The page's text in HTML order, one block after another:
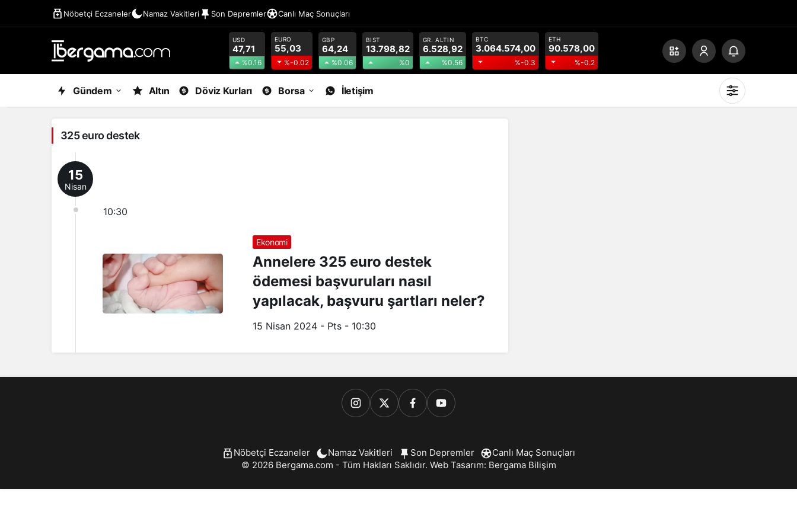
Nöbetçi Eczaneler Namaz Vakitleri Son Depremler Canlı Maç Sonuçları
325
euro
destek
Haberleri
USD
47,71
%0.16
EURO
55,03
%-0.02
GBP
64,24
%0.06
BIST
13.798,82
%0
GR. ALTIN
6.528,92
%0.56
BTC
3.064.574,00
%-0.3
ETH
90.578,00
%-0.2
Gündem Altın Döviz Kurları Borsa İletişim
Mod
değiştir
325 euro destek
15
Nisan
10:30
Ekonomi
Annelere 325 euro destek
ödemesi başvuruları nasıl
yapılacak, başvuru şartları neler?
15 Nisan 2024 - Pts - 10:30
Nöbetçi Eczaneler Namaz Vakitleri Son Depremler
Canlı Maç Sonuçları
© 2026 Bergama.com - Tüm Hakları Saklıdır. Web Tasarım: Bergama Bilişim